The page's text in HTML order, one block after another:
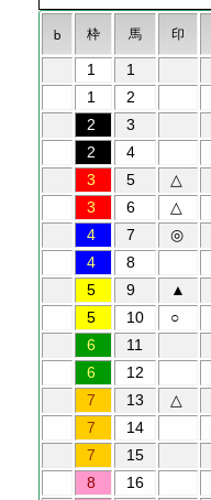
b 枠 馬 印
1 1
1
2
2
3
2
4
3
5 △
3
6 △
4
7 ◎
4
8
5
9 ▲
5
10 ○
6
11
6
12
7
13 △
7
14
7
15
8
16